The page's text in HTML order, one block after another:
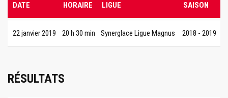
DATE HORAIRE LIGUE SAISON
22 janvier 2019 20 h 30 min Synerglace Ligue Magnus 2018 - 2019
RÉSULTATS